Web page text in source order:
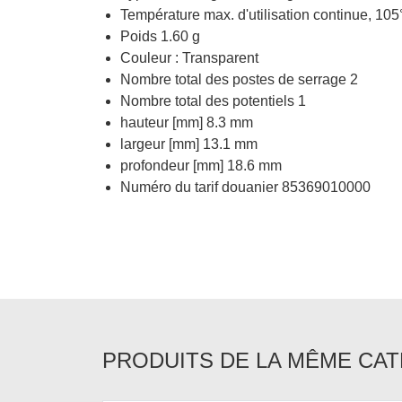
Température max. d'utilisation continue,
Poids 1.60 g
Couleur : Transparent
Nombre total des postes de serrage 2
Nombre total des potentiels 1
hauteur [mm] 8.3 mm
largeur [mm] 13.1 mm
profondeur [mm] 18.6 mm
Numéro du tarif douanier 85369010000
PRODUITS DE LA MÊME